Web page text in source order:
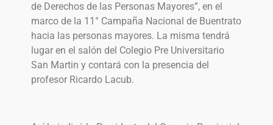
de Derechos de las Personas Mayores”, en el
marco de la 11° Campaña Nacional de Buentrato
hacia las personas mayores. La misma tendrá
lugar en el salón del Colegio Pre Universitario
San Martin y contará con la presencia del
profesor Ricardo Lacub.